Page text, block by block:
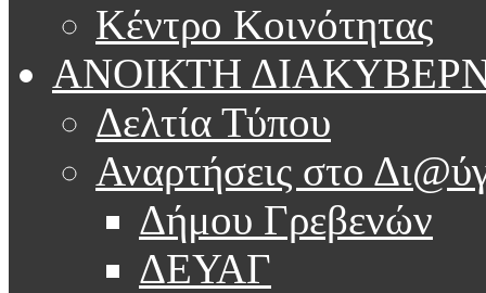
Κέντρο Κοινότητας
ΑΝΟΙΚΤΗ
Δελτία Τύπου
Αναρτήσεις στο
Δήμου Γρεβενών
ΔΕΥΑΓ